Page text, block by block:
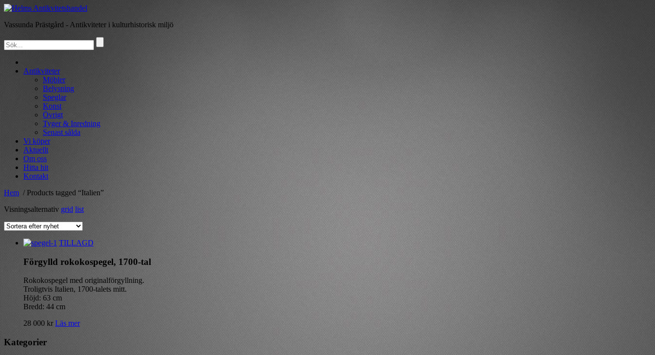
Vassunda Prästgård - Antikviteter i kulturhistorisk miljö
Antikviteter
Möbler
Belysning
Speglar
Konst
Övrigt
Tyger & Inredning
Senast sålda
Vi köper
Aktuellt
Om oss
Hitta hit
Kontakt
Hem / Products tagged “Italien”
Visningsalternativ grid list
TILLAGD
Förgylld rokokospegel, 1700-tal
Rokokospegel med originalförgyllning.
Troligtvis Italien, 1700-talets mitt.
Höjd: 63 cm
Bredd: 44 cm
28 000 kr Läs mer
Kategorier